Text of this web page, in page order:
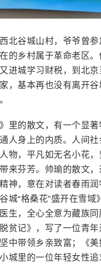
北谷城山村，爷爷曾参
的乡村属于革命老区
进城学习财税，到北京
，基本再也没有离开谷
里的散文，有一个显
人身上的内质。人间社
物，平凡如无名小花，
来芬芳。帅瑜的散文，
神，意在对读者春雨
城“格桑花”盛开在雪域
生，全心全意为藏族同
贫记》，写了一位青年
中带领乡亲致富；《美
城里的一位年轻女性追